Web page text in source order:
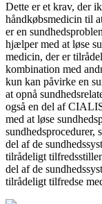
Dette er et krav, der
håndkøbsmedicin til
er en
hjælper med at løse
medicin, der er
kombination med
kun kan påvirke en
at opnå
også en del af
med at løse
sundhedsprocedurer,
del af de
tilrådeligt
del af de
tilrådeligt tilfredse